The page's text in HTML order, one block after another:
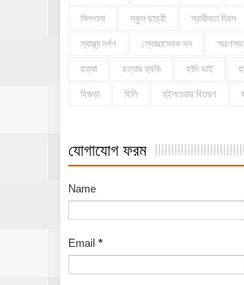
সিলগালা স্কুল ছাত্রী স্বাধীনতা দিবস
স্বাস্থ্য দর্পণ স্বেচ্ছাসেবক দল স্মরণসভা
হত্যা হত্যার হুমকি হাদি ভাই
হিজড়া হিলি হুইলচেয়ার বিতরণ
যোগাযোগ ফরম
Name
Email *